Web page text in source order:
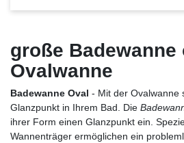
große Badewanne
Ovalwanne
Badewanne Oval - Mit der Ovalwanne
Glanzpunkt in Ihrem Bad. Die
ihrer Form einen Glanzpunkt ein.
Wannenträger ermöglichen ein